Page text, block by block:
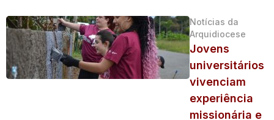
Notícias da
Arquidiocese
Jovens
universitários
vivenciam
experiência
missionária e